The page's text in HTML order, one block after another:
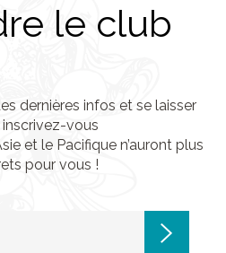
le club
dernières infos et se laisser
inscrivez-vous
et le Pacifique n’auront plus
pour vous !